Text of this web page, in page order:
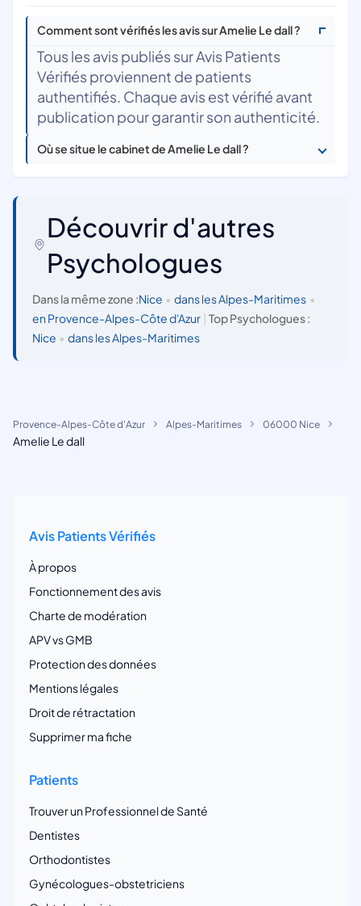
Comment sont vérifiés les avis sur Amelie Le dall ?
Tous les avis publiés sur Avis Patients
Vérifiés proviennent de patients
authentifiés. Chaque avis est vérifié avant
publication pour garantir son authenticité.
Où se situe le cabinet de Amelie Le dall ?
Découvrir d'autres
Psychologues
Dans la même zone :Nice • dans les Alpes-Maritimes •
en Provence-Alpes-Côte d'Azur
Top Psychologues :
Nice • dans les Alpes-Maritimes
Provence-Alpes-Côte d'Azur Alpes-Maritimes 06000 Nice
Amelie Le dall
Avis Patients Vérifiés
À propos
Fonctionnement des avis
Charte de modération
APV vs GMB
Protection des données
Mentions légales
Droit de rétractation
Supprimer ma fiche
Patients
Trouver un Professionnel de Santé
Dentistes
Orthodontistes
Gynécologues-obstetriciens